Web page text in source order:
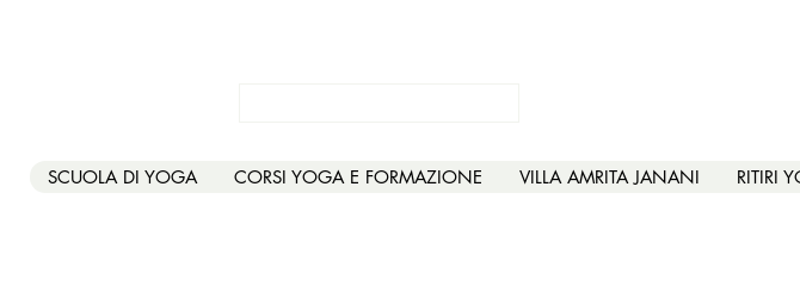
SCUOLA DI YOGA CORSI YOGA E FORMAZIONE VILLA AMRITA JANANI RITIRI